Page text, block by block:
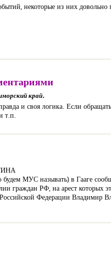
некоторые из них
край.
и своя логика. Если
т.п.
МУС называть) в Гааге
граждан РФ, на арест
Федерации Владимир